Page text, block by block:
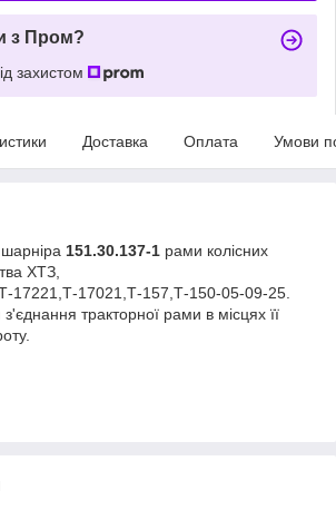
з Пром?
захистом
Доставка Оплата Умови
151.30.137-1 рами колісних
ХТЗ,
17221,Т-17021,Т-157,Т-150-05-09-25.
тракторної рами в місцях її